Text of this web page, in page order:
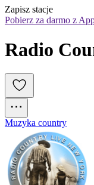
Zapisz stacje
Pobierz za darmo z
Radio
Muzyka country